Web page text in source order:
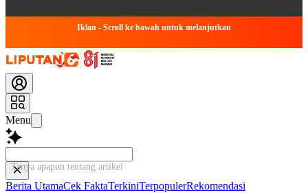
Iklan - Scroll ke bawah untuk melanjutkan
Menu
Tanya apapun tentang artikel ini...
Berita UtamaCek FaktaTerkiniTerpopulerRekomendasi